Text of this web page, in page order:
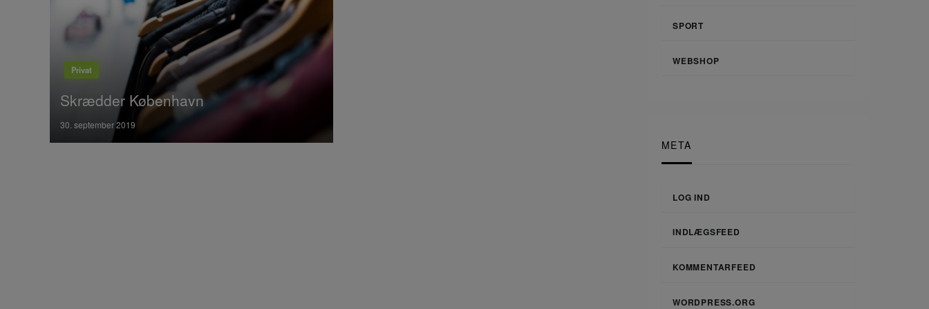
SPORT
WEBSHOP
META
LOG IND
INDLÆGSFEED
KOMMENTARFEED
WORDPRESS.ORG
Privat
Skrædder København
Posted
on
30. september 2019